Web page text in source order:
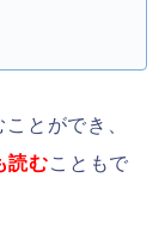
とができ、
読むこともで